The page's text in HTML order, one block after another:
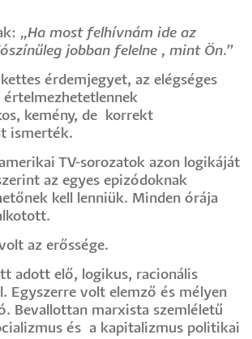
„Ha most felhívnám ide az
jobban felelne , mint Ön.”
érdemjegyet, az elégséges
kemény, de korrekt
ismerték.
TV-sorozatok azon logikáját
az egyes epizódoknak
kell lenniük. Minden órája
az erőssége.
adott elő, logikus, racionális
Egyszerre volt elemző és mélyen
Bevallottan marxista szemléletű
és a kapitalizmus politikai